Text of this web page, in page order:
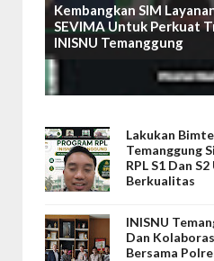
Kembangkan SIM
SEVIMA Untuk Perkuat
INISNU Temanggung
Lakukan
Temanggung
RPL S1 Dan
Berkualitas
INISNU
Dan
Bersama